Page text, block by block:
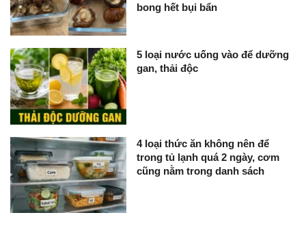
bong hết bụi bẩn
5 loại nước uống vào để dưỡng
gan, thải độc
4 loại thức ăn không nên để
trong tủ lạnh quá 2 ngày, cơm
cũng nằm trong danh sách